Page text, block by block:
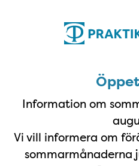
Information om
Vi vill informera om
sommarmånaderna